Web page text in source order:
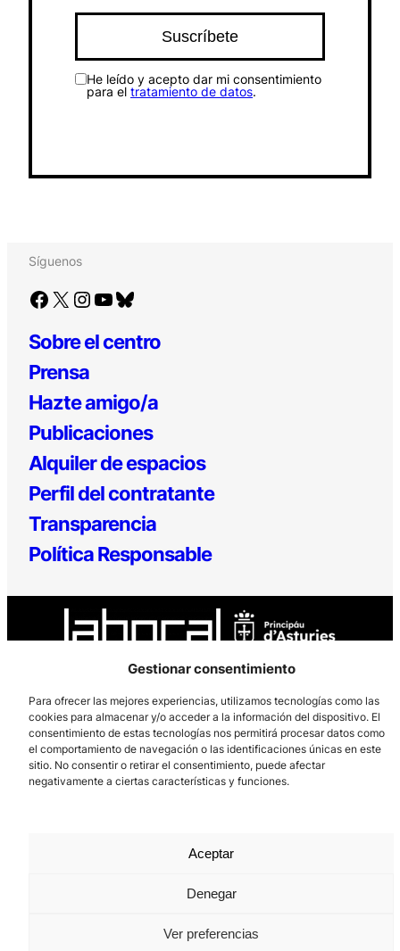
Gestionar consentimiento
Para ofrecer las mejores experiencias, utilizamos tecnologías como las
cookies para almacenar y/o acceder a la información del dispositivo. El
consentimiento de estas tecnologías nos permitirá procesar datos como
el comportamiento de navegación o las identificaciones únicas en este
sitio. No consentir o retirar el consentimiento, puede afectar
negativamente a ciertas características y funciones.
Aceptar
Denegar
Ver preferencias
He leído y acepto dar mi consentimiento
para el tratamiento de datos.
Síguenos
Facebook X Instagram YouTube Bluesky
Sobre el centro
Prensa
Hazte amigo/a
Publicaciones
Alquiler de espacios
Perfil del contratante
Transparencia
Política Responsable
Los Prados, 121 – 33203 Gijón
985 185 577 – info@laboralcentrodearte.org
Contacto